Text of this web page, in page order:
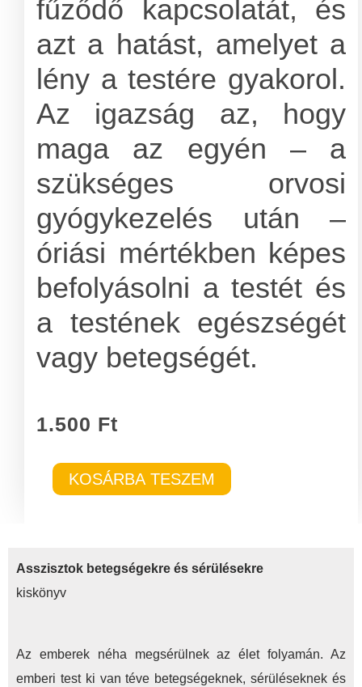
fűződő kapcsolatát, és
azt a hatást, amelyet a
lény a testére gyakorol.
Az igazság az, hogy
maga az egyén – a
szükséges orvosi
gyógykezelés után –
óriási mértékben képes
befolyásolni a testét és
a testének egészségét
vagy betegségét.
1.500 Ft
Asszisztok
betegségekre
mennyiség
KOSÁRBA TESZEM
Asszisztok betegségekre és sérülésekre
kiskönyv
Az emberek néha megsérülnek az élet folyamán. Az
emberi test ki van téve betegségeknek, sérüléseknek és